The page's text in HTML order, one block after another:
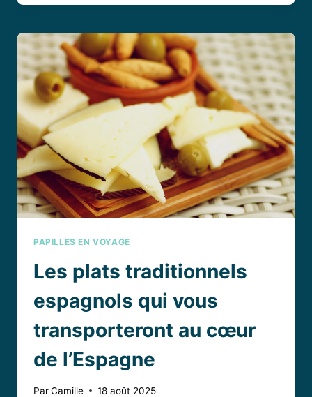
TRADITIONNELS
L’ÎLE
MAURICE
QUI
FONT
VOYAGER
PAPILLES EN VOYAGE
Les plats traditionnels
espagnols qui vous
transporteront au cœur
de l’Espagne
ParCamille 18 août 2025